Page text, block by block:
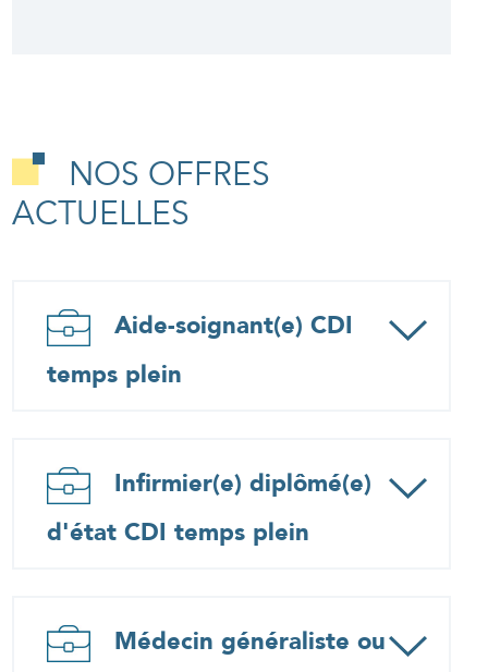
NOS OFFRES
ACTUELLES
Aide-soignant(e) CDI
temps plein
Infirmier(e) diplômé(e)
d'état CDI temps plein
Médecin généraliste ou